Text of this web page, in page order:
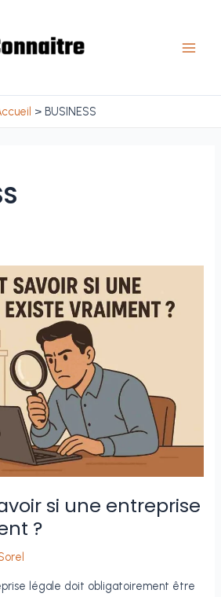
BUSINESS
si une entreprise
?
légale doit obligatoirement être